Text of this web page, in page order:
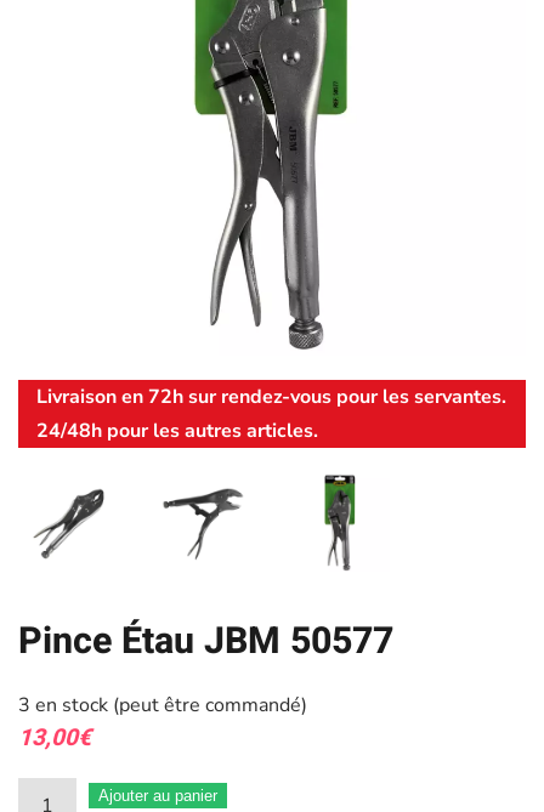
Livraison en 72h sur rendez-vous pour les servantes.
24/48h pour les autres articles.
Pince Étau JBM 50577
3 en stock (peut être commandé)
13,00€
quantité
Ajouter au panier